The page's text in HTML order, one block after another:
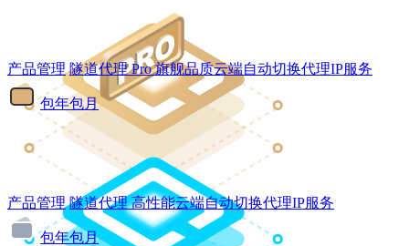
产品管理 隧道代理Pro 旗舰品质云端自动切换代理IP服务
包年包月
产品管理 隧道代理 高性能云端自动切换代理IP服务
包年包月